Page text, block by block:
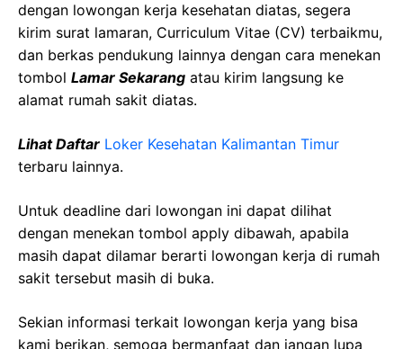
dengan lowongan kerja kesehatan diatas, segera
kirim surat lamaran, Curriculum Vitae (CV) terbaikmu,
dan berkas pendukung lainnya dengan cara menekan
tombol Lamar Sekarang atau kirim langsung ke
alamat rumah sakit diatas.
Lihat Daftar Loker Kesehatan Kalimantan Timur
terbaru lainnya.
Untuk deadline dari lowongan ini dapat dilihat
dengan menekan tombol apply dibawah, apabila
masih dapat dilamar berarti lowongan kerja di rumah
sakit tersebut masih di buka.
Sekian informasi terkait lowongan kerja yang bisa
kami berikan, semoga bermanfaat dan jangan lupa